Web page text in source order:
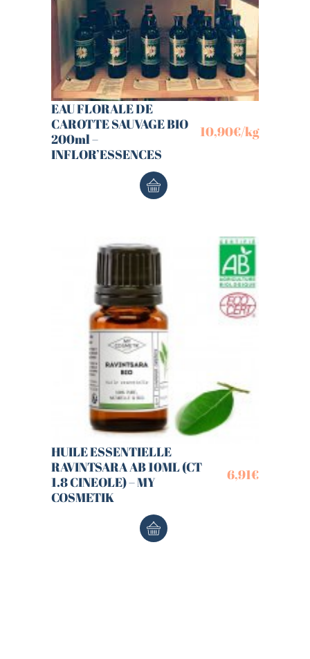
EAU FLORALE DE
CAROTTE SAUVAGE BIO
200ml –
INFLOR’ESSENCES
10,90€/kg
HUILE ESSENTIELLE
RAVINTSARA AB 10ML (CT
1.8 CINEOLE) – MY
COSMETIK
6,91€